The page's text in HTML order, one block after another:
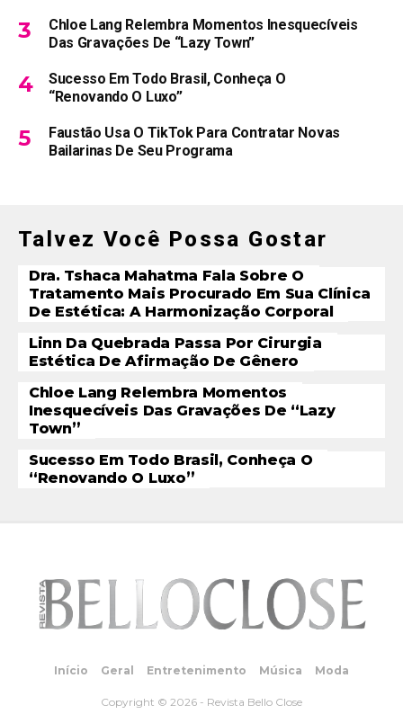
Chloe Lang Relembra Momentos Inesquecíveis
Das Gravações De “Lazy Town”
Sucesso Em Todo Brasil, Conheça O
“Renovando O Luxo”
Faustão Usa O TikTok Para Contratar Novas
Bailarinas De Seu Programa
Talvez Você Possa Gostar
Dra. Tshaca Mahatma Fala Sobre O
Tratamento Mais Procurado Em Sua Clínica
De Estética: A Harmonização Corporal
Linn Da Quebrada Passa Por Cirurgia
Estética De Afirmação De Gênero
Chloe Lang Relembra Momentos
Inesquecíveis Das Gravações De “Lazy
Town”
Sucesso Em Todo Brasil, Conheça O
“Renovando O Luxo”
Início Geral Entretenimento Música Moda
Copyright © 2026 - Revista Bello Close